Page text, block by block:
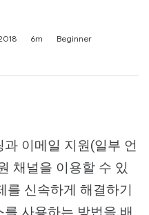
6m
Beginner
이메일 지원(일부 언
채널을 이용할 수 있
를 신속하게 해결하기